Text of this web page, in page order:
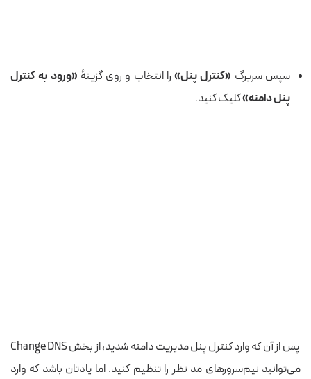
سپس سربرگ «کنترل پنل»را انتخاب و روی گزینه‌ٔ «ورود به کنترل
پنل دامنه»کلیک کنید.
پس از آن که وارد کنترل پنل مدیریت دامنه شدید، از بخش Change DNS
می‌توانید نیم‌سرورهای مد نظر را تنظیم کنید. اما یادتان باشد که وارد